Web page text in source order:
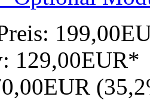
129,00EUR*